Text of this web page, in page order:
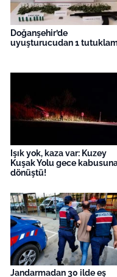
Doğanşehir’de
uyuşturucudan 1
Işık yok, kaza var: Kuzey
Kuşak Yolu gece
dönüştü!
Jandarmadan 30 ilde eş